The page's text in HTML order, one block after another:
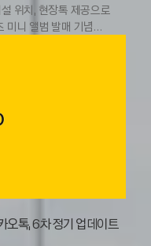
위치, 현장톡 제공으로
미니 앨범 발매 기념
〉' 공연장 정보를
트를 찾은 이용자들은
, 'Stray Kids X Kakao
톡, 6차 정기 업데이트